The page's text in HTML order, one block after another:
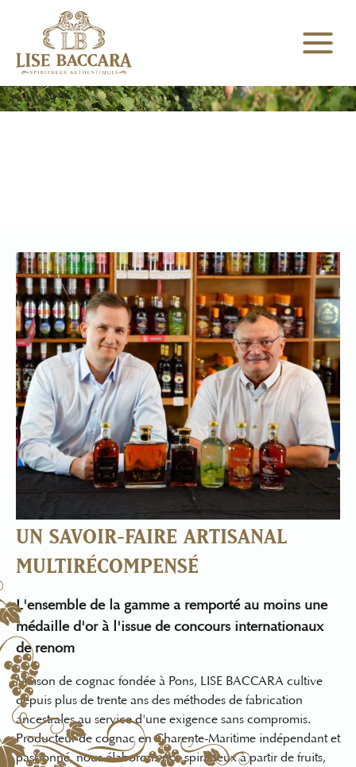
UN SAVOIR-FAIRE ARTISANAL
MULTIRÉCOMPENSÉ
L'ensemble de la gamme a remporté au moins une
médaille d'or à l'issue de concours internationaux
de renom
Maison de cognac fondée à Pons, LISE BACCARA cultive
depuis plus de trente ans des méthodes de fabrication
ancestrales au service d'une exigence sans compromis.
Producteur de cognac en Charente-Maritime indépendant et
passionné, nous élaborons nos spiritueux à partir de fruits,